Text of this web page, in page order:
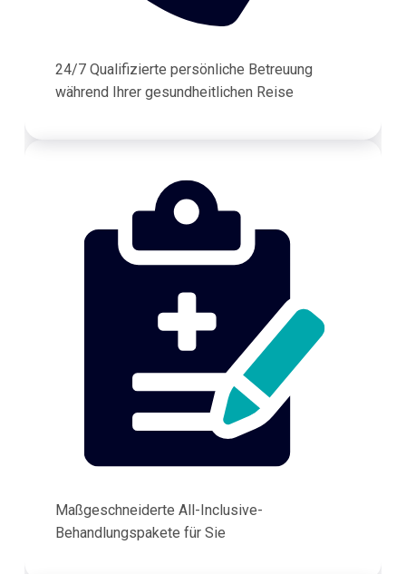
24/7 Qualifizierte persönliche Betreuung
während Ihrer gesundheitlichen Reise
Maßgeschneiderte All-Inclusive-
Behandlungspakete für Sie